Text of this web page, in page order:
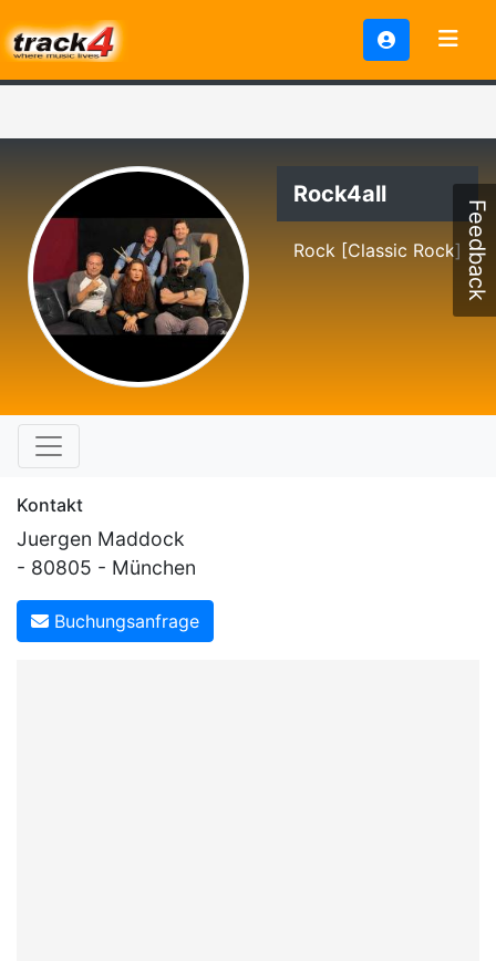
Rock4all
Rock [Classic Rock]
Kontakt
Juergen Maddock
- 80805 - München
Buchungsanfrage
Feedback